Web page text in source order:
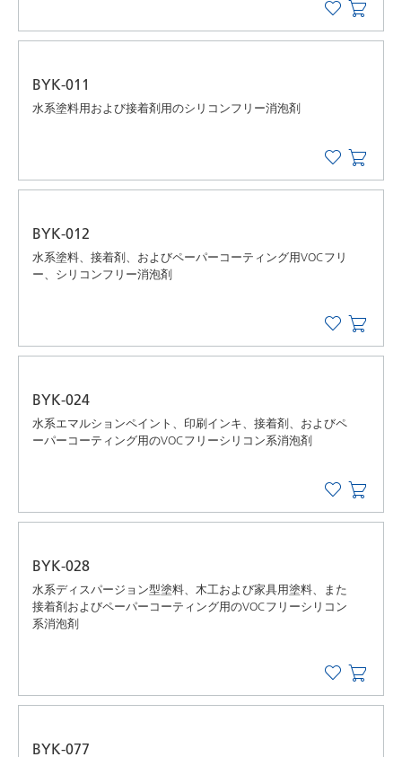
BYK-011
水系塗料用および接着剤用のシリコンフリー消泡剤
BYK-012
水系塗料、接着剤、およびペーパーコーティング用VOCフリ
ー、シリコンフリー消泡剤
BYK-024
水系エマルションペイント、印刷インキ、接着剤、およびペ
ーパーコーティング用のVOCフリーシリコン系消泡剤
BYK-028
水系ディスパージョン型塗料、木工および家具用塗料、また
接着剤およびペーパーコーティング用のVOCフリーシリコン
系消泡剤
BYK-077